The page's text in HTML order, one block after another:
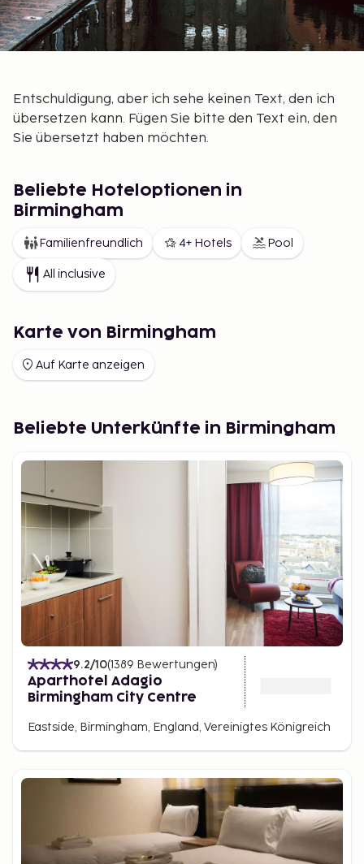
Entschuldigung, aber ich sehe keinen Text, den ich
übersetzen kann. Fügen Sie bitte den Text ein, den
Sie übersetzt haben möchten.
Beliebte Hoteloptionen in
Birmingham
Familienfreundlich 4+ Hotels Pool
All inclusive
Karte von Birmingham
Auf Karte anzeigen
Beliebte Unterkünfte in Birmingham
9.2/10(1389 Bewertungen)
Aparthotel Adagio
Birmingham City Centre
Eastside, Birmingham, England, Vereinigtes Königreich